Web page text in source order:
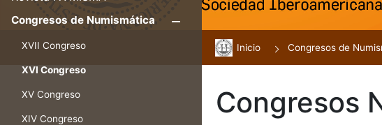
Congresos de Numismática
XVII Congreso
XVI Congreso
XV Congreso
XIV Congreso
Inicio Congresos de
Congresos